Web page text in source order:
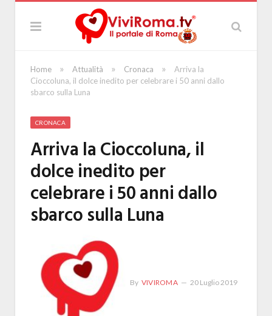
Home » Attualità » Cronaca »
Arriva la
Cioccoluna, il dolce inedito per celebrare i 50 anni dallo
sbarco sulla Luna
CRONACA
Arriva la Cioccoluna, il
dolce inedito per
celebrare i 50 anni dallo
sbarco sulla Luna
By VIVIROMA 20 Luglio 2019